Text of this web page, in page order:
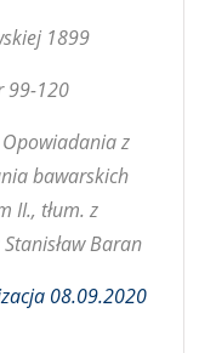
1899
99-120
z
bawarskich
II., tłum. z
Baran
08.09.2020